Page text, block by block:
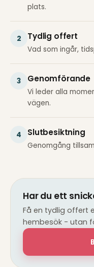
plats.
2 Tydlig offert
Vad som ingår,
3 Genomförande
Vi leder alla
vägen.
4 Slutbesiktning
Genomgång
Har du ett
Få en tydlig offert
hembesök - utan